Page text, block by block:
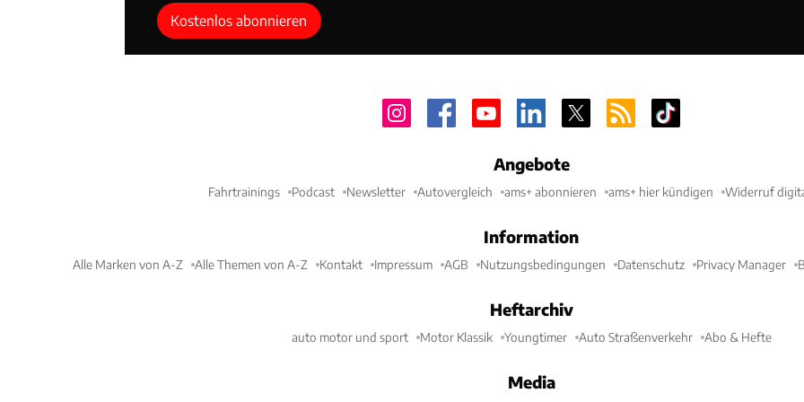
Kostenlos abonnieren
Angebote
Fahrtrainings Podcast Newsletter Autovergleich ams+ abonnieren ams+ hier kündigen Widerruf
Information
Alle Marken von A-Z Alle Themen von A-Z Kontakt Impressum AGB Nutzungsbedingungen Datenschutz Privacy Manager
Heftarchiv
auto motor und sport Motor Klassik Youngtimer Auto Straßenverkehr Abo & Hefte
Media